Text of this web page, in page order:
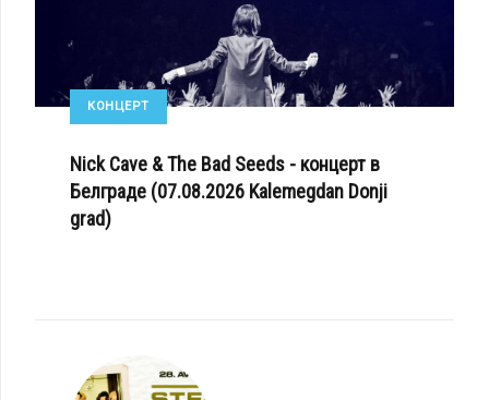
КОНЦЕРТ
Nick Cave & The Bad Seeds - концерт в
Белграде (07.08.2026 Kalemegdan Donji
grad)